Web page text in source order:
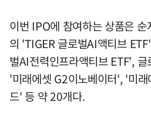
이번 IPO에 참여하는 상품은
의 'TIGER 글로벌AI액티브
벌AI전력인프라액티브 ETF',
'미래에셋 G2이노베이터', '미래
드' 등 약 20개다.